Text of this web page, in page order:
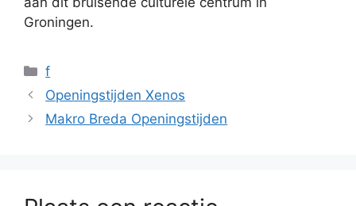
Groningen.
Categorieën
f
Openingstijden Xenos
Makro Breda Openingstijden